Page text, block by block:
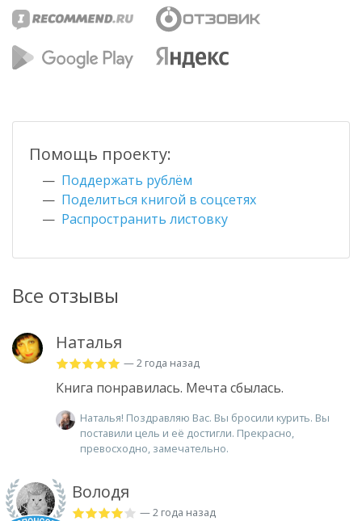
Все отзывы
Наталья
— 2 года назад
Книга понравилась. Мечта сбылась.
Наталья! Поздравляю Вас. Вы бросили курить. Вы
поставили цель и её достигли. Прекрасно,
превосходно, замечательно.
Володя
— 2 года назад
Помощь проекту:
Поддержать рублём
Поделиться книгой в соцсетях
Распространить листовку